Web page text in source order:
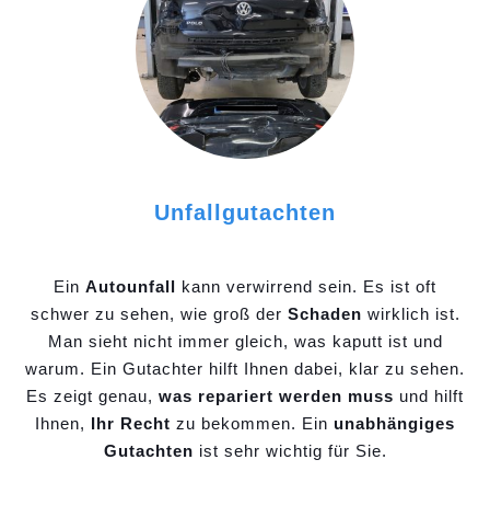
Unfallgutachten
Ein Autounfall kann verwirrend sein. Es ist oft
schwer zu sehen, wie groß der Schaden wirklich ist.
Man sieht nicht immer gleich, was kaputt ist und
warum. Ein Gutachter hilft Ihnen dabei, klar zu sehen.
Es zeigt genau, was repariert werden muss und hilft
Ihnen, Ihr Recht zu bekommen. Ein unabhängiges
Gutachten ist sehr wichtig für Sie.